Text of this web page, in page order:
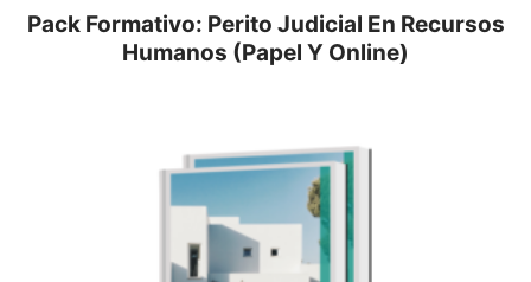
Pack Formativo: Perito Judicial En Recursos
Humanos (Papel Y Online)